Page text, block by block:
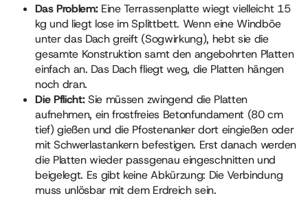
Das Problem: Eine Terrassenplatte wiegt vielleicht 15
kg und liegt lose im Splittbett. Wenn eine Windböe
unter das Dach greift (Sogwirkung), hebt sie die
gesamte Konstruktion samt den angebohrten Platten
einfach an. Das Dach fliegt weg, die Platten hängen
noch dran.
Die Pflicht: Sie müssen zwingend die Platten
aufnehmen, ein frostfreies Betonfundament (80 cm
tief) gießen und die Pfostenanker dort eingießen oder
mit Schwerlastankern befestigen. Erst danach werden
die Platten wieder passgenau eingeschnitten und
beigelegt. Es gibt keine Abkürzung: Die Verbindung
muss unlösbar mit dem Erdreich sein.